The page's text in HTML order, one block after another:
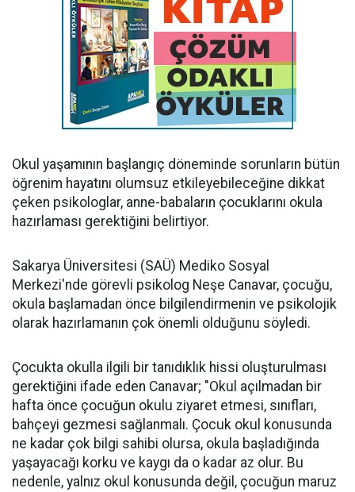
Okul yaşamının başlangıç döneminde sorunların bütün
öğrenim hayatını olumsuz etkileyebileceğine dikkat
çeken psikologlar, anne-babaların çocuklarını okula
hazırlaması gerektiğini belirtiyor.
Sakarya Üniversitesi (SAÜ) Mediko Sosyal
Merkezi'nde görevli psikolog Neşe Canavar, çocuğu,
okula başlamadan önce bilgilendirmenin ve psikolojik
olarak hazırlamanın çok önemli olduğunu söyledi.
Çocukta okulla ilgili bir tanıdıklık hissi oluşturulması
gerektiğini ifade eden Canavar; "Okul açılmadan bir
hafta önce çocuğun okulu ziyaret etmesi, sınıfları,
bahçeyi gezmesi sağlanmalı. Çocuk okul konusunda
ne kadar çok bilgi sahibi olursa, okula başladığında
yaşayacağı korku ve kaygı da o kadar az olur. Bu
nedenle, yalnız okul konusunda değil, çocuğun maruz